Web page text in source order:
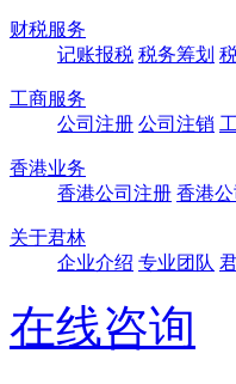
财税服务
记账报税 税务筹划
工商服务
公司注册 公司注销
香港业务
香港公司注册 香港
关于君林
企业介绍 专业团队
在线咨询